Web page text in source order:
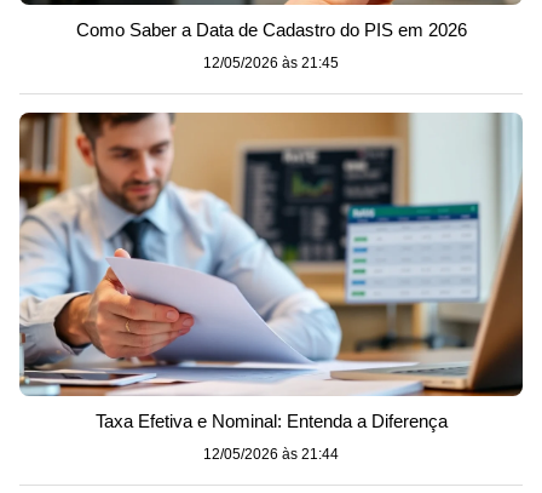
Como Saber a Data de Cadastro do PIS em 2026
12/05/2026 às 21:45
Taxa Efetiva e Nominal: Entenda a Diferença
12/05/2026 às 21:44